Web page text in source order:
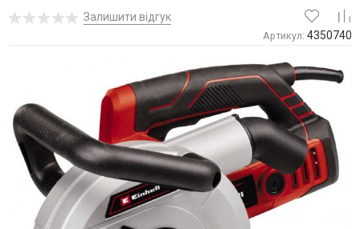
Залишити відгук
Артикул: 4350740